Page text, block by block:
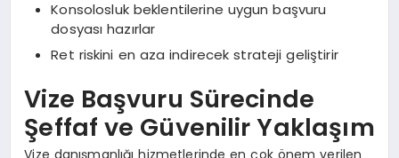
Konsolosluk beklentilerine uygun başvuru
dosyası hazırlar
Ret riskini en aza indirecek strateji geliştirir
Vize Başvuru Sürecinde
Şeffaf ve Güvenilir Yaklaşım